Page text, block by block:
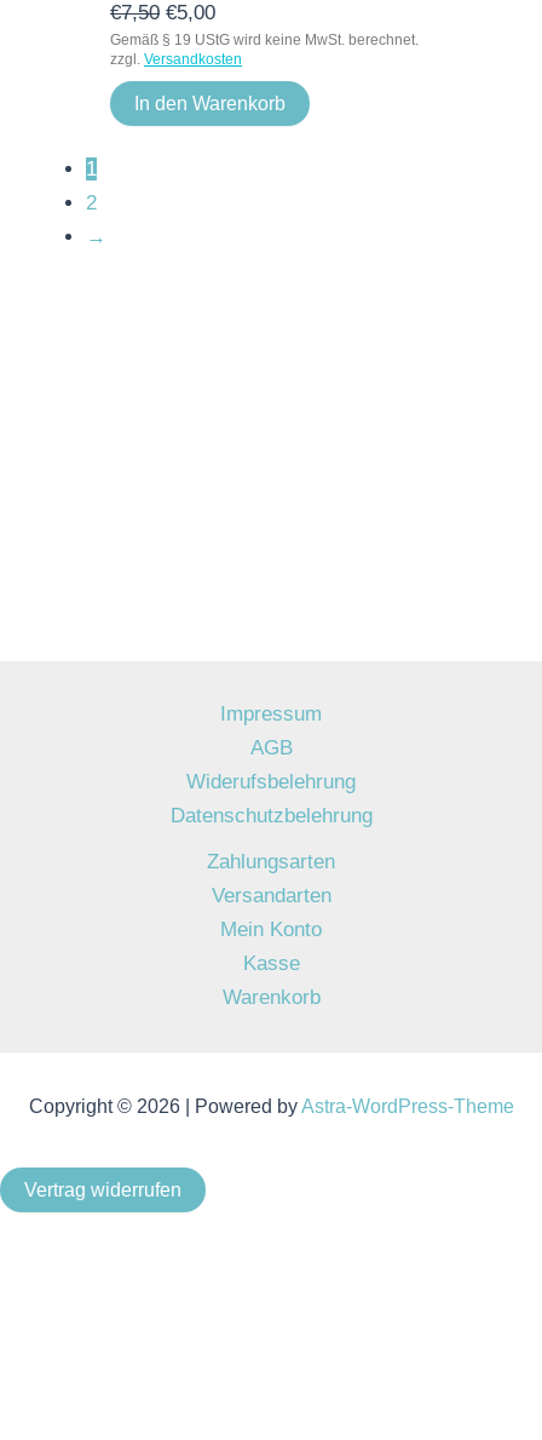
€7,50 €5,00
Gemäß § 19 UStG wird keine MwSt. berechnet.
zzgl. Versandkosten
In den Warenkorb
1
2
→
Impressum
AGB
Widerufsbelehrung
Datenschutzbelehrung
Zahlungsarten
Versandarten
Mein Konto
Kasse
Warenkorb
Copyright © 2026 | Powered byAstra-WordPress-Theme
Vertrag widerrufen